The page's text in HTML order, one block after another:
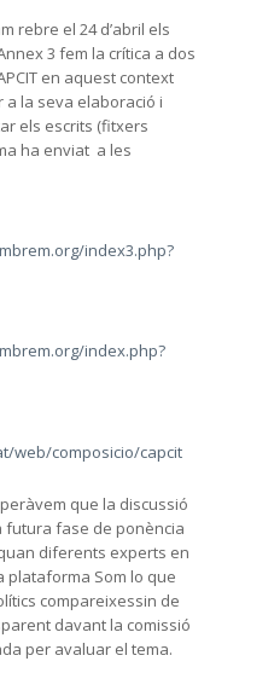
rebre el 24 d’abril els
3 fem la crítica a dos
en aquest context
la seva elaboració i
els escrits (fitxers
ha enviat a les
index3.php?
index.php?
web/composicio/capcit
que la discussió
futura fase de ponència
diferents experts en
plataforma Som lo que
compareixessin de
davant la comissió
per avaluar el tema.